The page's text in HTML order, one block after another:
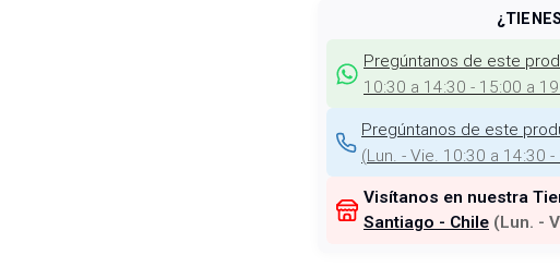
Pregúntanos de este
10:30 a 14:30 - 15:00 a
Pregúntanos de este
(Lun. - Vie. 10:30 a 14:30
Visítanos en nuestra
Santiago - Chile (Lun. -